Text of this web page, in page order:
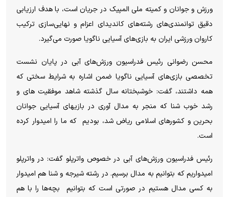
ورزش و جوانان و کمیته ملی المپیک در جریان است، با هدف ارزیابی
دقیق توانمندی‌های رشته‌های کاندیدای اعزام و نهایی‌سازی ترکیب
کاروان ورزشی ایران به بازی‌های آسیایی ناگویا صورت می‌گیرد.
محسن رضوانی رئیس فدراسیون ورزش‌های آبی در پایان نشست
تخصصی بازی‌های آسیایی ناگویا ضمن اشاره به شرایط سختی که
همه داشتند، گفت: خوشبختانه سال گذشته شاهد موفقیت های و
رشد خوب شنا که منجر به مدال آوری در بازیهای آسیایی جوانان
بحرین و کشورهای اسلامی ریاض شد، بودیم که ما را امیدوار کرده
است.
رئیس فدراسیون ورزش‌های آبی در خصوص واترپلو گفت: در واترپلو
امیدواریم که بتوانیم به مدال برسیم. در رشته شیرجه و شنا هم امیدوار
به کسی مدال هستیم در صورتی است که بتوانیم بچه‌ها را با هم